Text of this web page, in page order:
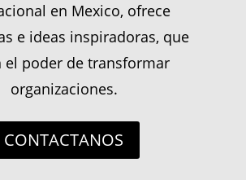
en Mexico, ofrece
e ideas inspiradoras, que
el poder de transformar
organizaciones.
CONTACTANOS